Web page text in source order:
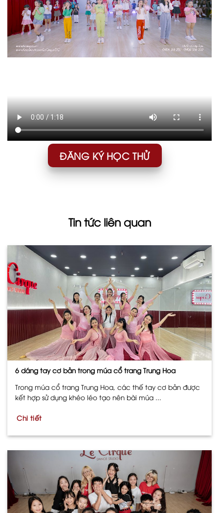
ĐĂNG KÝ HỌC THỬ
Tin tức liên quan
6 dáng tay cơ bản trong múa cổ trang Trung Hoa
Trong múa cổ trang Trung Hoa, các thế tay cơ bản được
kết hợp sử dụng khéo léo tạo nên bài múa ...
Chi tiết